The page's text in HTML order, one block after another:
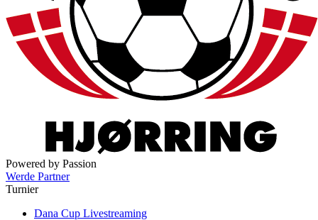
Powered by Passion
Werde Partner
Turnier
Dana Cup Livestreaming